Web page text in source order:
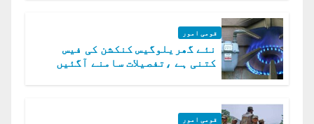
قومی امور
نئے گھریلوگیس کنکشن کی فیس
کتنی ہے ،تفصیلات سامنے آگئیں
قومی امور